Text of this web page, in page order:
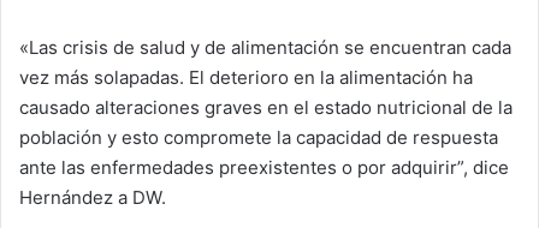
«Las crisis de salud y de alimentación se encuentran cada
vez más solapadas. El deterioro en la alimentación ha
causado alteraciones graves en el estado nutricional de la
población y esto compromete la capacidad de respuesta
ante las enfermedades preexistentes o por adquirir”, dice
Hernández a DW.